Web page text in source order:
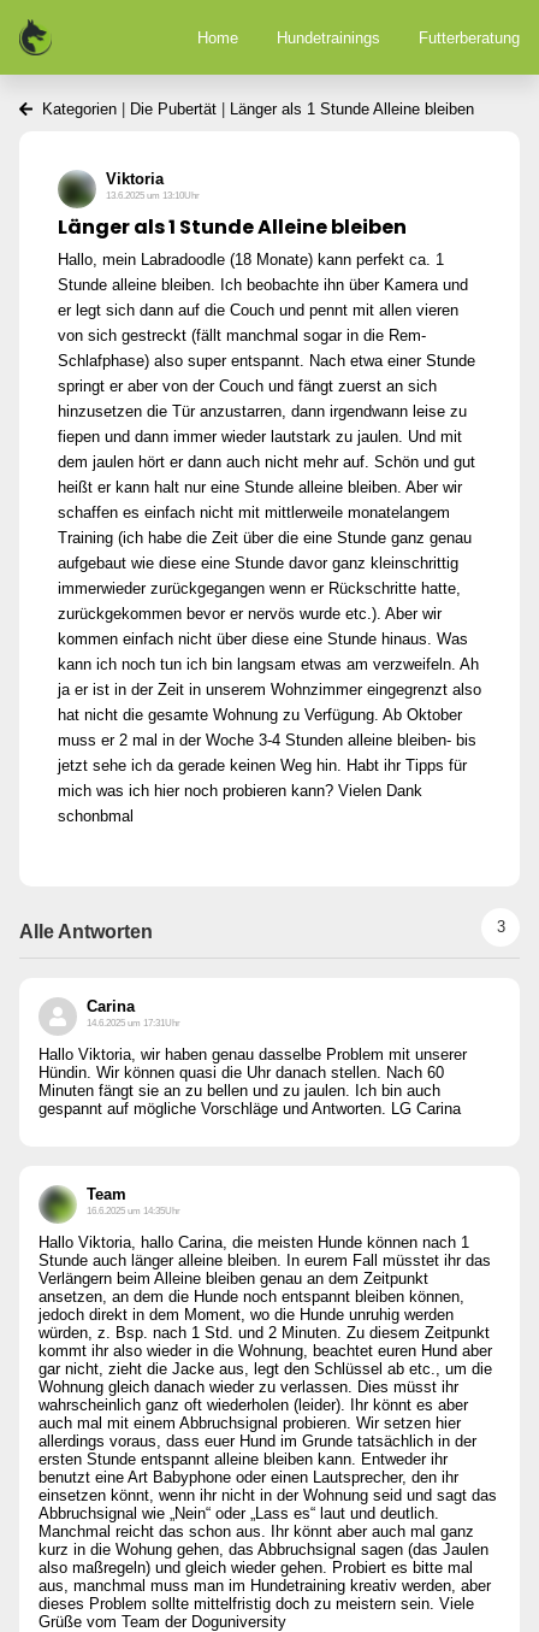
Home Hundetrainings Futterberatung
Kategorien Die Pubertät Länger als 1 Stunde Alleine bleiben
Viktoria
13.6.2025 um 13:10Uhr
Länger als 1 Stunde Alleine bleiben
Hallo, mein Labradoodle (18 Monate) kann perfekt ca. 1
Stunde alleine bleiben. Ich beobachte ihn über Kamera und
er legt sich dann auf die Couch und pennt mit allen vieren
von sich gestreckt (fällt manchmal sogar in die Rem-
Schlafphase) also super entspannt. Nach etwa einer Stunde
springt er aber von der Couch und fängt zuerst an sich
hinzusetzen die Tür anzustarren, dann irgendwann leise zu
fiepen und dann immer wieder lautstark zu jaulen. Und mit
dem jaulen hört er dann auch nicht mehr auf. Schön und gut
heißt er kann halt nur eine Stunde alleine bleiben. Aber wir
schaffen es einfach nicht mit mittlerweile monatelangem
Training (ich habe die Zeit über die eine Stunde ganz genau
aufgebaut wie diese eine Stunde davor ganz kleinschrittig
immerwieder zurückgegangen wenn er Rückschritte hatte,
zurückgekommen bevor er nervös wurde etc.). Aber wir
kommen einfach nicht über diese eine Stunde hinaus. Was
kann ich noch tun ich bin langsam etwas am verzweifeln. Ah
ja er ist in der Zeit in unserem Wohnzimmer eingegrenzt also
hat nicht die gesamte Wohnung zu Verfügung. Ab Oktober
muss er 2 mal in der Woche 3-4 Stunden alleine bleiben- bis
jetzt sehe ich da gerade keinen Weg hin. Habt ihr Tipps für
mich was ich hier noch probieren kann? Vielen Dank
schonbmal
Alle Antworten 3
Carina
14.6.2025 um 17:31Uhr
Hallo Viktoria, wir haben genau dasselbe Problem mit unserer
Hündin. Wir können quasi die Uhr danach stellen. Nach 60
Minuten fängt sie an zu bellen und zu jaulen. Ich bin auch
gespannt auf mögliche Vorschläge und Antworten. LG Carina
Team
16.6.2025 um 14:35Uhr
Hallo Viktoria, hallo Carina, die meisten Hunde können nach 1
Stunde auch länger alleine bleiben. In eurem Fall müsstet ihr das
Verlängern beim Alleine bleiben genau an dem Zeitpunkt
ansetzen, an dem die Hunde noch entspannt bleiben können,
jedoch direkt in dem Moment, wo die Hunde unruhig werden
würden, z. Bsp. nach 1 Std. und 2 Minuten. Zu diesem Zeitpunkt
kommt ihr also wieder in die Wohnung, beachtet euren Hund aber
gar nicht, zieht die Jacke aus, legt den Schlüssel ab etc., um die
Wohnung gleich danach wieder zu verlassen. Dies müsst ihr
wahrscheinlich ganz oft wiederholen (leider). Ihr könnt es aber
auch mal mit einem Abbruchsignal probieren. Wir setzen hier
allerdings voraus, dass euer Hund im Grunde tatsächlich in der
ersten Stunde entspannt alleine bleiben kann. Entweder ihr
benutzt eine Art Babyphone oder einen Lautsprecher, den ihr
einsetzen könnt, wenn ihr nicht in der Wohnung seid und sagt das
Abbruchsignal wie „Nein“ oder „Lass es“ laut und deutlich.
Manchmal reicht das schon aus. Ihr könnt aber auch mal ganz
kurz in die Wohung gehen, das Abbruchsignal sagen (das Jaulen
also maßregeln) und gleich wieder gehen. Probiert es bitte mal
aus, manchmal muss man im Hundetraining kreativ werden, aber
dieses Problem sollte mittelfristig doch zu meistern sein. Viele
Grüße vom Team der Doguniversity